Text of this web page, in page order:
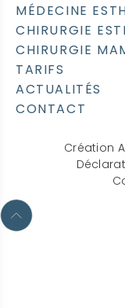
MÉDECINE
CHIRURGIE
CHIRURGIE
TARIFS
ACTUALITÉS
CONTACT
Création